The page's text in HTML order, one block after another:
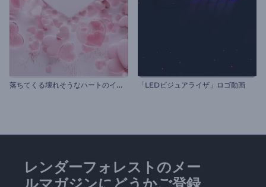
落
ちてくる壊れそうなハートのイントロ動画 「LEDビジュアライザ」ロゴ動画
レンダーフォレストのメー